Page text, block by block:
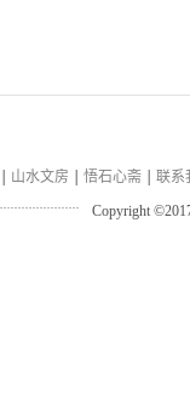
山水文房 悟石心斋
联系
Copyright